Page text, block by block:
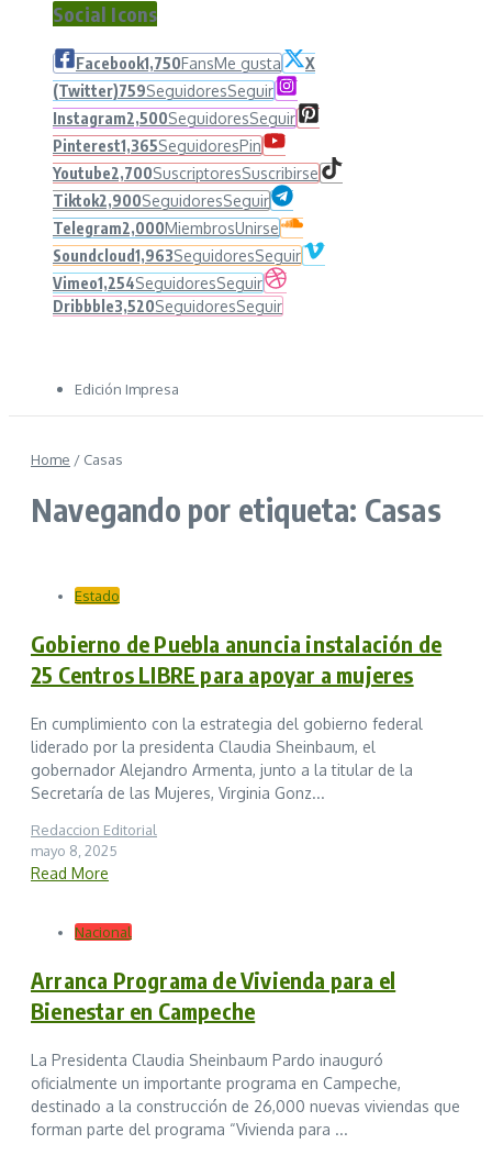
Social Icons
Facebook1,750FansMe gusta
X
(Twitter)759SeguidoresSeguir
Instagram2,500SeguidoresSeguir
Pinterest1,365SeguidoresPin
Youtube2,700SuscriptoresSuscribirse
Tiktok2,900SeguidoresSeguir
Telegram2,000MiembrosUnirse
Soundcloud1,963SeguidoresSeguir
Vimeo1,254SeguidoresSeguir
Dribbble3,520SeguidoresSeguir
Edición Impresa
Home / Casas
Navegando por etiqueta: Casas
Estado
Gobierno de Puebla anuncia instalación de
25 Centros LIBRE para apoyar a mujeres
En cumplimiento con la estrategia del gobierno federal
liderado por la presidenta Claudia Sheinbaum, el
gobernador Alejandro Armenta, junto a la titular de la
Secretaría de las Mujeres, Virginia Gonz...
Redaccion Editorial
mayo 8, 2025
Read More
Nacional
Arranca Programa de Vivienda para el
Bienestar en Campeche
La Presidenta Claudia Sheinbaum Pardo inauguró
oficialmente un importante programa en Campeche,
destinado a la construcción de 26,000 nuevas viviendas que
forman parte del programa “Vivienda para ...